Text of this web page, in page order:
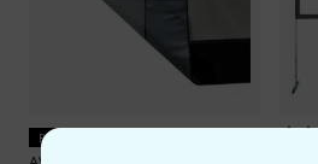
PERFECTE PASVORM